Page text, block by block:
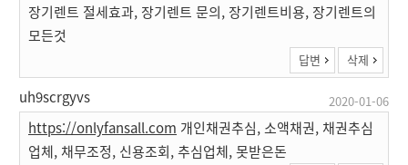
장기렌트 절세효과, 장기렌트 문의, 장기렌트비용, 장기렌트의
모든것
답변 삭제
uh9scrgyvs 2020-01-06
https://onlyfansall.com 개인채권추심, 소액채권, 채권추심
업체, 채무조정, 신용조회, 추심업체, 못받은돈